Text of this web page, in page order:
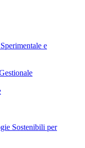
e
Sostenibili per